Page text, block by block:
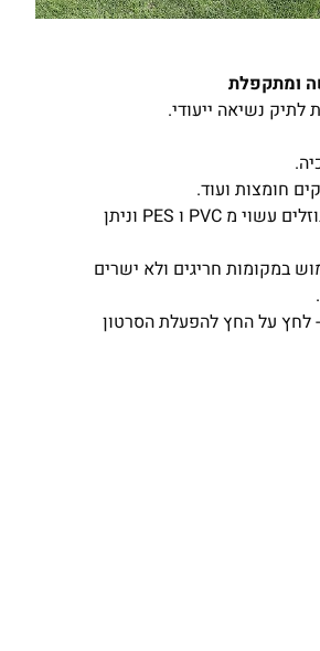
ומתקפלת
נשיאה ייעודי.
חומצות ועוד.
המוצר כולל מד גובה לנוזלים עשוי מ PVC ו PES וניתן
במקומות חריגים ולא ישרים
- לחץ על החץ להפעלת הסרטון